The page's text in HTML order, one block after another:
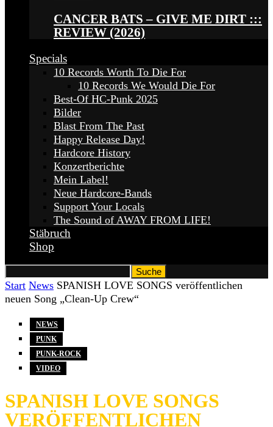
CANCER BATS – GIVE ME DIRT :::
REVIEW (2026)
Specials
10 Records Worth To Die For
10 Records We Would Die For
Best-Of HC-Punk 2025
Bilder
Blast From The Past
Happy Release Day!
Hardcore History
Konzertberichte
Mein Label!
Neue Hardcore-Bands
Support Your Locals
The Sound of AWAY FROM LIFE!
Stäbruch
Shop
Start News SPANISH LOVE SONGS veröffentlichen
neuen Song „Clean-Up Crew“
NEWS
PUNK
PUNK-ROCK
VIDEO
SPANISH LOVE SONGS
VERÖFFENTLICHEN